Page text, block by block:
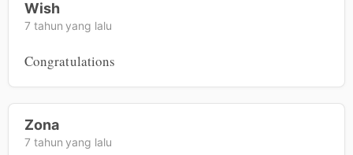
Wish
7 tahun yang lalu
Congratulations
Zona
7 tahun yang lalu